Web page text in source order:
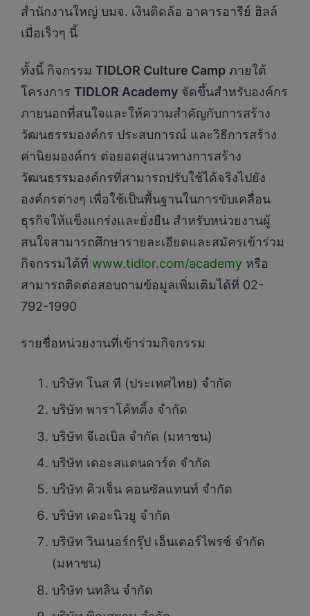
สำนักงานใหญ่ บมจ. เงินติดล้อ อาคารอารีย์ ฮิลล์
เมื่อเร็วๆ นี้
ทั้งนี้ กิจกรรม TIDLOR Culture Camp ภายใต้
โครงการ TIDLOR Academy จัดขึ้นสำหรับองค์กร
ภายนอกที่สนใจและให้ความสำคัญกับการสร้าง
วัฒนธรรมองค์กร ประสบการณ์ และวิธีการสร้าง
ค่านิยมองค์กร ต่อยอดสู่แนวทางการสร้าง
วัฒนธรรมองค์กรที่สามารถปรับใช้ได้จริงไปยัง
องค์กรต่างๆ เพื่อใช้เป็นพื้นฐานในการขับเคลื่อน
ธุรกิจให้แข็งแกร่งและยั่งยืน สำหรับหน่วยงานผู้
สนใจสามารถศึกษารายละเอียดและสมัครเข้าร่วม
กิจกรรมได้ที่ www.tidlor.com/academy หรือ
สามารถติดต่อสอบถามข้อมูลเพิ่มเติมได้ที่ 02-
792-1990
รายชื่อหน่วยงานที่เข้าร่วมกิจกรรม
บริษัท โนส ที (ประเทศไทย) จำกัด
บริษัท พาราโค้ทติ้ง จำกัด
บริษัท จีเอเบิล จำกัด (มหาชน)
บริษัท เดอะสแตนดาร์ด จำกัด
บริษัท คิวเจ็น คอนซัลแทนท์ จำกัด
บริษัท เดอะนิวยู จำกัด
บริษัท วินเนอร์กรุ๊ป เอ็นเตอร์ไพรซ์ จำกัด
(มหาชน)
บริษัท นทลิน จำกัด